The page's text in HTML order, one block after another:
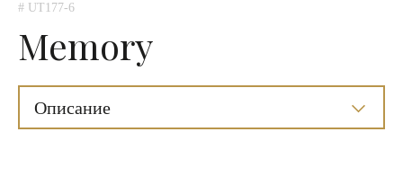
# UT177-6
Memory
Описание